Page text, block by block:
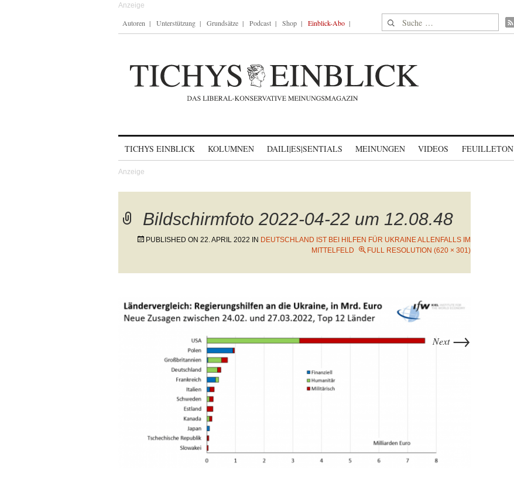
Autoren Unterstützung Grundsätze Podcast Shop Einblick-Abo Suche nach:
TICHYS EINBLICK KOLUMNEN DAILI|ES|SENTIALS MEINUNGEN VIDEOS FEUILLETON
Bildschirmfoto 2022-04-22 um 12.08.48
PUBLISHED ON 22. APRIL 2022 IN DEUTSCHLAND IST BEI HILFEN FÜR UKRAINE ALLENFALLS IM
MITTELFELD
FULL RESOLUTION (620 × 301)
Next →